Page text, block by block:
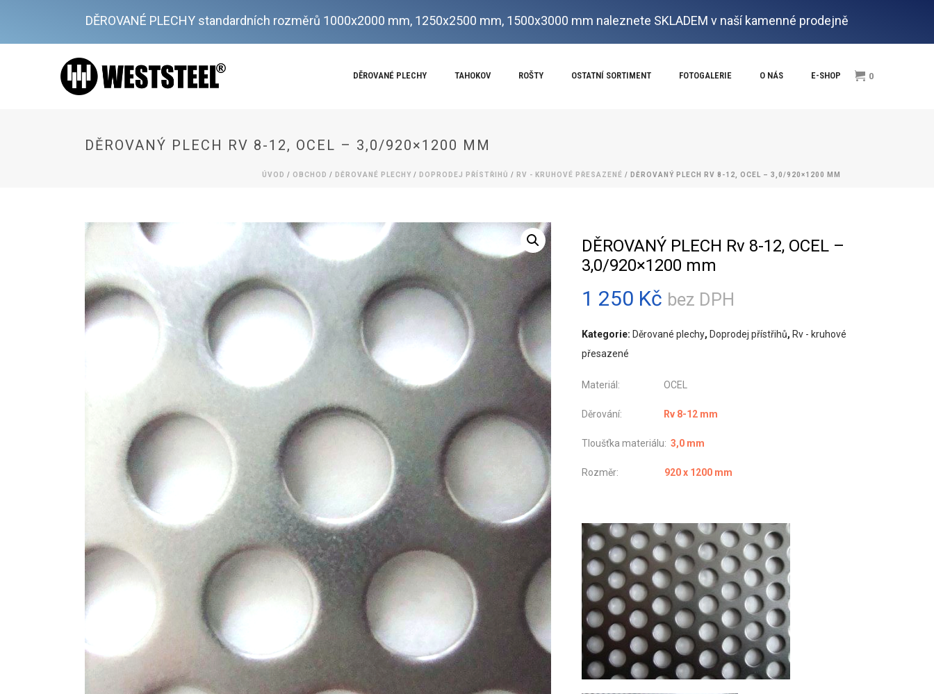
DĚROVANÉ PLECHY standardních rozměrů 1000x2000 mm, 1250x2500 mm, 1500x3000 mm naleznete SKLADEM v naší kamenné prodejně
DĚROVANÉ PLECHY TAHOKOV ROŠTY OSTATNÍ SORTIMENT FOTOGALERIE O NÁS E-SHOP 0
DĚROVANÝ PLECH RV 8-12, OCEL – 3,0/920×1200 MM
ÚVOD / OBCHOD / DĚROVANÉ PLECHY / DOPRODEJ PŘÍSTŘIHŮ / RV - KRUHOVÉ PŘESAZENÉ / DĚROVANÝ PLECH RV 8-12, OCEL – 3,0/920×1200 MM
DĚROVANÝ PLECH Rv 8-12, OCEL –
3,0/920×1200 mm
1 250 Kč bez DPH
Kategorie: Děrované plechy, Doprodej přístřihů, Rv - kruhové
přesazené
Materiál: OCEL
Děrování: Rv 8-12 mm
Tloušťka materiálu: 3,0 mm
Rozměr: 920 x 1200 mm